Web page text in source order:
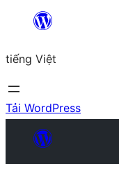
Chuyển
phần
nội
dung
tiếng Việt
Tải WordPress